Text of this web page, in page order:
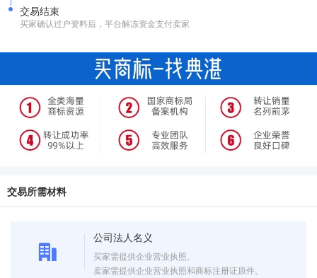
交易结束
买家确认过户资料后，平台解冻资金支付卖家
交易所需材料
公司法人名义
买家需提供企业营业执照。
卖家需提供企业营业执照和商标注册证原件。